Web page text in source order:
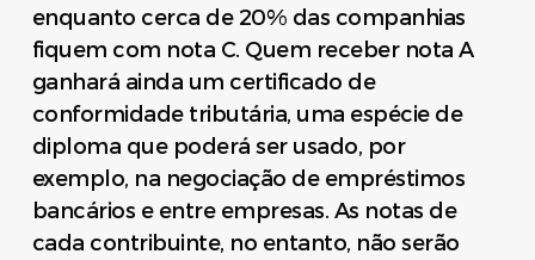
enquanto cerca de 20% das companhias
fiquem com nota C. Quem receber nota A
ganhará ainda um certificado de
conformidade tributária, uma espécie de
diploma que poderá ser usado, por
exemplo, na negociação de empréstimos
bancários e entre empresas. As notas de
cada contribuinte, no entanto, não serão